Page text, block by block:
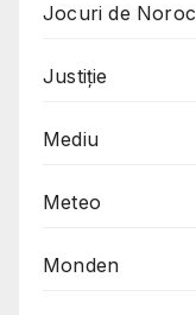
Jocuri de Noroc
Justiție
Mediu
Meteo
Monden